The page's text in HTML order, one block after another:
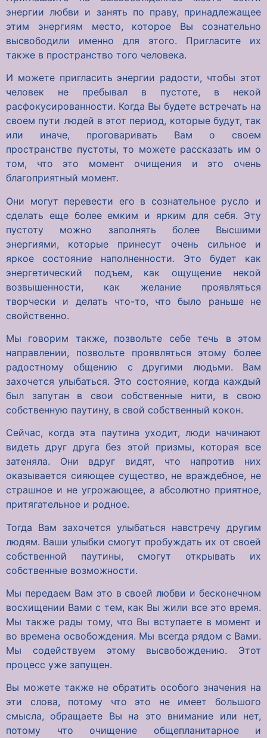
энергии любви и занять по праву, принадлежащее
этим энергиям место, которое Вы сознательно
высвободили именно для этого. Пригласите их
также в пространство того человека.
И можете пригласить энергии радости, чтобы этот
человек не пребывал в пустоте, в некой
расфокусированности. Когда Вы будете встречать на
своем пути людей в этот период, которые будут, так
или иначе, проговаривать Вам о своем
пространстве пустоты, то можете рассказать им о
том, что это момент очищения и это очень
благоприятный момент.
Они могут перевести его в сознательное русло и
сделать еще более емким и ярким для себя. Эту
пустоту можно заполнять более Высшими
энергиями, которые принесут очень сильное и
яркое состояние наполненности. Это будет как
энергетический подъем, как ощущение некой
возвышенности, как желание проявляться
творчески и делать что-то, что было раньше не
свойственно.
Мы говорим также, позвольте себе течь в этом
направлении, позвольте проявляться этому более
радостному общению с другими людьми. Вам
захочется улыбаться. Это состояние, когда каждый
был запутан в свои собственные нити, в свою
собственную паутину, в свой собственный кокон.
Сейчас, когда эта паутина уходит, люди начинают
видеть друг друга без этой призмы, которая все
затеняла. Они вдруг видят, что напротив них
оказывается сияющее существо, не враждебное, не
страшное и не угрожающее, а абсолютно приятное,
притягательное и родное.
Тогда Вам захочется улыбаться навстречу другим
людям. Ваши улыбки смогут пробуждать их от своей
собственной паутины, смогут открывать их
собственные возможности.
Мы передаем Вам это в своей любви и бесконечном
восхищении Вами с тем, как Вы жили все это время.
Мы также рады тому, что Вы вступаете в момент и
во времена освобождения. Мы всегда рядом с Вами.
Мы содействуем этому высвобождению. Этот
процесс уже запущен.
Вы можете также не обратить особого значения на
эти слова, потому что это не имеет большого
смысла, обращаете Вы на это внимание или нет,
потому что очищение общепланитарное и